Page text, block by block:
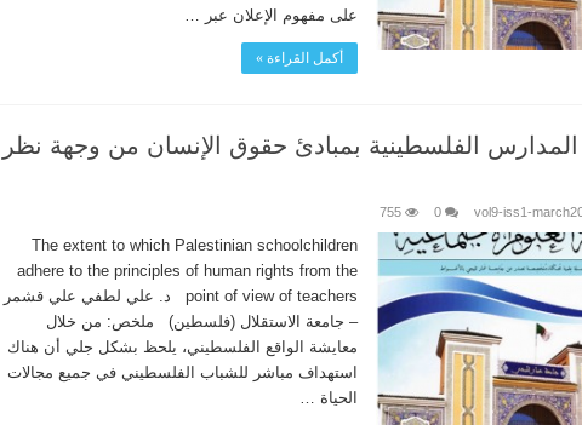
على مفهوم الإعلان عبر …
أكمل القراءة »
الفلسطينية بمبادئ حقوق الإنسان من وجهة نظر
vol9-iss1-
0
755
The extent to which Palestinian schoolchildren
adhere to the principles of human rights from the
point of view of teachers د. علي لطفي علي قشمر
– جامعة الاستقلال (فلسطين) ملخص: من خلال
معايشة الواقع الفلسطيني، يلحظ بشكل جلي أن هناك
استهداف مباشر للشباب الفلسطيني في جميع مجالات
الحياة …